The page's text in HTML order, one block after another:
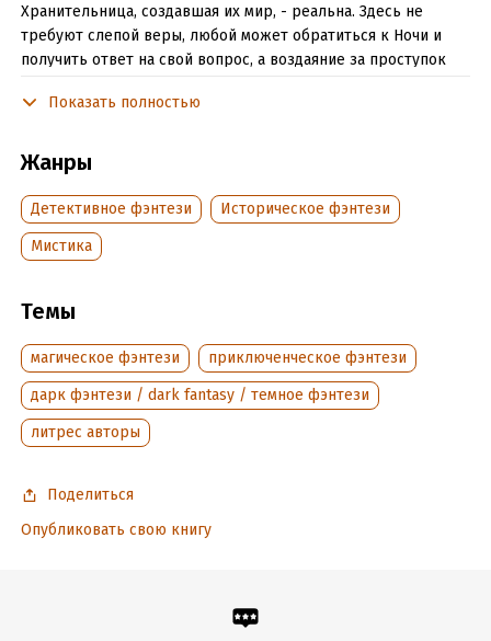
Хранительница, создавшая их мир, - реальна. Здесь не
требуют слепой веры, любой может обратиться к Ночи и
получить ответ на свой вопрос, а воздаяние за проступок
равны все: и простой фермер, и эмигрант-иноверец, и
преступить ею же установленные законы, заверенные
самой Ночью. Сюда на переговоры о мире едет посол
соседней страны командор Питер Крэг. Следующие полтора
дня изменят историю двух стран и жизнь самого посла.
Подробная информация
Дата написания:1 января 2006
Объем:252155
Год издания:2020
Дата поступления:
Показать полностью
Жанры
Детективное фэнтези
Историческое фэнтези
Мистика
Темы
магическое фэнтези
приключенческое фэнтези
дарк фэнтези / dark fantasy / темное фэнтези
литрес авторы
Поделиться
Опубликовать свою книгу